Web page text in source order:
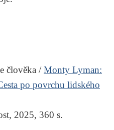
člověka /Monty Lyman:
po povrchu lidského
2025, 360 s.